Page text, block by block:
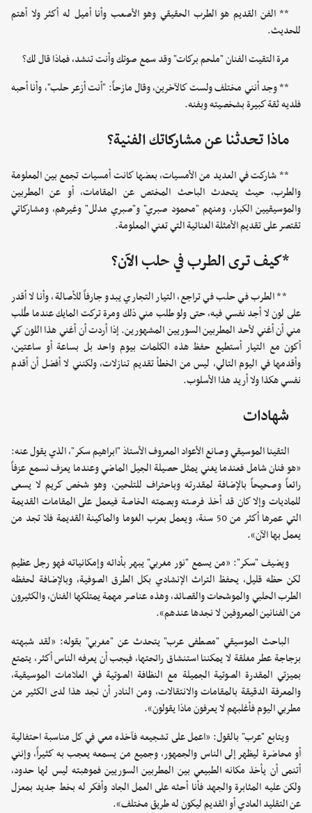
** الفن القديم هو الطرب الحقيقي وهو الأصعب وأنا أميل له أكثر ولا أهتم
للحديث.
مرة التقيت الفنان "ملحم بركات" وقد سمع صوتك وأنت تنشد، فماذا قال لك؟
** وجد أنني مختلف ولست كالآخرين، وقال مازحاً: "أنت أزعر حلب"، وأنا أحبه
فلديه ثقة كبيرة بشخصيته وبفنه.
ماذا تحدثنا عن مشاركاتك الفنية؟
** شاركت في العديد من الأمسيات، بعضها كانت أمسيات تجمع بين المعلومة
والطرب، حيث يتحدث الباحث المختص عن المقامات، أو عن المطربين
والموسيقيين الكبار، ومنهم "محمود صبري" و"صبري مدلل" وغيرهم، ومشاركاتي
تقتصر على تقديم الأمثلة الغنائية التي تغني المعلومة.
*كيف ترى الطرب في حلب الآن؟
** الطرب في حلب في تراجع، التيار التجاري يبدو جارفاً للأصالة، وأنا لا أقدر
على لون لا أجد نفسي فيه، حتى ولو طلب مني ذلك ومرة تركت المايك عندما طُلب
مني أن أغني لأحد المطربين السوريين المشهورين. إذا أردت أن أغني هذا اللون كي
أكون مع التيار أستطيع حفظ هذه الكلمات بيوم واحد بل بساعة أو ساعتين،
وأقدمها في اليوم التالي، ليس من الخطأ تقديم تنازلات، ولكنني لا أفضل أن أقدم
نفسي هكذا ولا أريد هذا الأسلوب.
شهادات
التقينا الموسيقي وصانع الأعواد المعروف الأستاذ "ابراهيم سكر"، الذي يقول عنه:
«هو فنان شامل فعندما يغني يمثل حصيلة الجيل الماضي وعندما يعزف نسمع عزفاً
رائعاً وصحيحاً بالإضافة لمقدرته وباحتراف للتلحين، وهو شخص كريم لا يسعى
للماديات وإلا كان قد أخذ فرصته وبصمته الخاصة فيعمل على المقامات القديمة
التي عمرها أكثر من 50 سنة، ويعمل بعرب الغوما والماكينة القديمة فلا تجد من
يعمل بها الآن».
ويضيف "سكر": «من يسمع "نور مغربي" يبهر بأدائه وإمكانياته فهو رجل عظيم
لكن حظه قليل، يحفظ التراث الإنشادي بكل الطرق الصوفية، وبالإضافة لحفظه
الطرب الحلبي والموشحات والقصائد، وهذه عناصر مهمة يمتلكها الفنان، والكثيرون
من الفنانين المعروفين لا نجدها عندهم».
الباحث الموسيقي "مصطفى عرب" يتحدث عن "مغربي" بقوله: «لقد شبهته
بزجاجة عطر مغلقة لا يمكننا استنشاق رائحتها، فيجب أن يعرفه الناس أكثر، يتمتع
بميزتي المقدرة الصوتية الجميلة مع النظافة الصوتية في العلامات الموسيقية،
والمعرفة الدقيقة بالمقامات والانتقالات، ومن النادر أن نجد هذا لدى الكثير من
مطربي اليوم فأغلبهم لا يعرفون ماذا يقولون».
ويتابع "عرب" بالقول: «اعمل على تشجيعه فآخذه معي في كل مناسبة احتفالية
أو محاضرة ليظهر إلى الناس والجمهور، وجميع من يسمعه يعجب به كثيراً، وإنني
أتنمى أن يأخذ مكانه الطبيعي بين المطربين السوريين فموهبته ليس لها حدود،
ولكن عليه المثابرة والجهد فأنا أحثه على العمل الجاد وأفكر له بخط جديد بمعزل
عن التقليد العادي أو القديم ليكون له طريق مختلف».